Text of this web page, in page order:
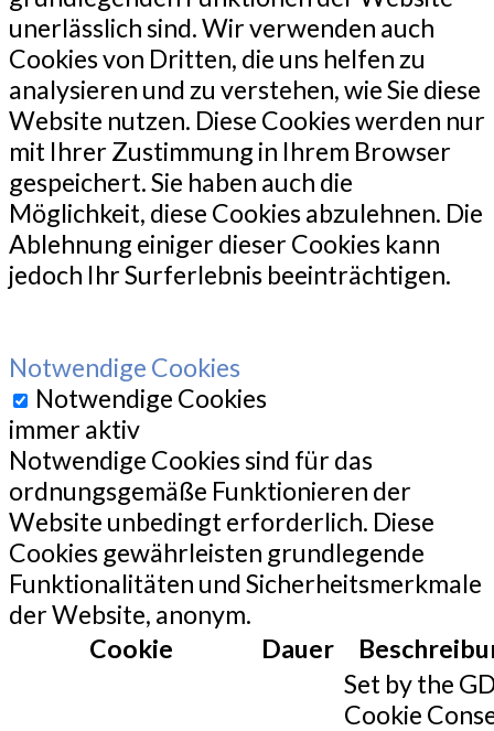
unerlässlich sind. Wir verwenden auch
Cookies von Dritten, die uns helfen zu
analysieren und zu verstehen, wie Sie diese
Website nutzen. Diese Cookies werden nur
mit Ihrer Zustimmung in Ihrem Browser
gespeichert. Sie haben auch die
Möglichkeit, diese Cookies abzulehnen. Die
Ablehnung einiger dieser Cookies kann
jedoch Ihr Surferlebnis beeinträchtigen.
Notwendige Cookies
Notwendige Cookies
immer aktiv
Notwendige Cookies sind für das
ordnungsgemäße Funktionieren der
Website unbedingt erforderlich. Diese
Cookies gewährleisten grundlegende
Funktionalitäten und Sicherheitsmerkmale
der Website, anonym.
Cookie
Dauer
Set by the
Cookie